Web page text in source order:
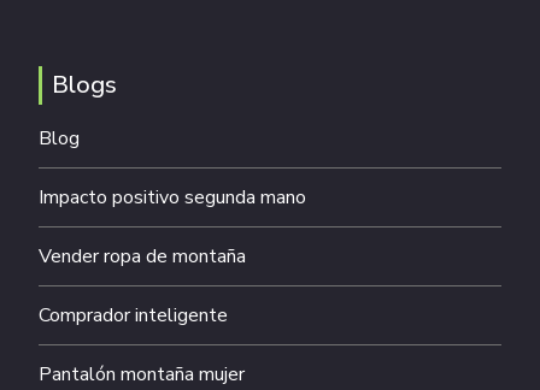
Blogs
Blog
Impacto positivo segunda mano
Vender ropa de montaña
Comprador inteligente
Pantalón montaña mujer